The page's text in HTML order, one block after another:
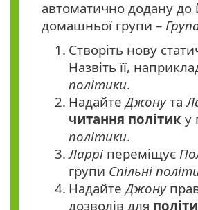
автоматично додану до
домашньої групи –
1. Створіть нову
Назвіть її,
політики.
2. НадайтеДжонута
читання політик у
політики.
3. Ларрі переміщує
групи Спільні
4. НадайтеДжону
дозволів для